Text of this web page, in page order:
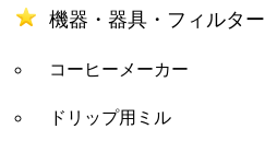
機器・器具・フィルター
コーヒーメーカー
ドリップ用ミル